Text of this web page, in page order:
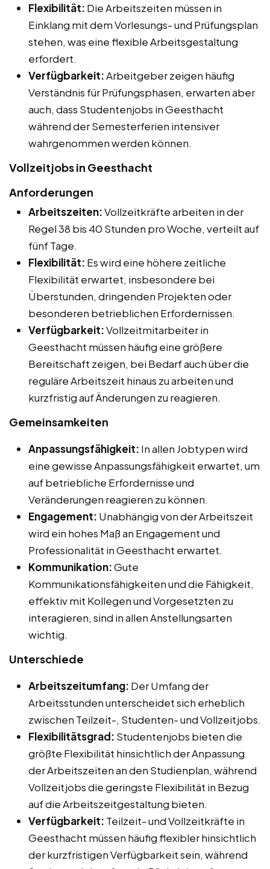
Flexibilität: Die Arbeitszeiten müssen in
Einklang mit dem Vorlesungs- und Prüfungsplan
stehen, was eine flexible Arbeitsgestaltung
erfordert.
Verfügbarkeit:Arbeitgeber zeigen häufig
Verständnis für Prüfungsphasen, erwarten aber
auch, dass Studentenjobs in Geesthacht
während der Semesterferien intensiver
wahrgenommen werden können.
Vollzeitjobs in Geesthacht
Anforderungen
Arbeitszeiten:Vollzeitkräfte arbeiten in der
Regel 38 bis 40 Stunden pro Woche, verteilt auf
fünf Tage.
Flexibilität: Es wird eine höhere zeitliche
Flexibilität erwartet, insbesondere bei
Überstunden, dringenden Projekten oder
besonderen betrieblichen Erfordernissen.
Verfügbarkeit:Vollzeitmitarbeiter in
Geesthacht müssen häufig eine größere
Bereitschaft zeigen, bei Bedarf auch über die
reguläre Arbeitszeit hinaus zu arbeiten und
kurzfristig auf Änderungen zu reagieren.
Gemeinsamkeiten
Anpassungsfähigkeit: In allen Jobtypen wird
eine gewisse Anpassungsfähigkeit erwartet, um
auf betriebliche Erfordernisse und
Veränderungen reagieren zu können.
Engagement: Unabhängig von der Arbeitszeit
wird ein hohes Maß an Engagement und
Professionalität in Geesthacht erwartet.
Kommunikation:Gute
Kommunikationsfähigkeiten und die Fähigkeit,
effektiv mit Kollegen und Vorgesetzten zu
interagieren, sind in allen Anstellungsarten
wichtig.
Unterschiede
Arbeitszeitumfang: Der Umfang der
Arbeitsstunden unterscheidet sich erheblich
zwischen Teilzeit-, Studenten- und Vollzeitjobs.
Flexibilitätsgrad: Studentenjobs bieten die
größte Flexibilität hinsichtlich der Anpassung
der Arbeitszeiten an den Studienplan, während
Vollzeitjobs die geringste Flexibilität in Bezug
auf die Arbeitszeitgestaltung bieten.
Verfügbarkeit: Teilzeit- und Vollzeitkräfte in
Geesthacht müssen häufig flexibler hinsichtlich
der kurzfristigen Verfügbarkeit sein, während